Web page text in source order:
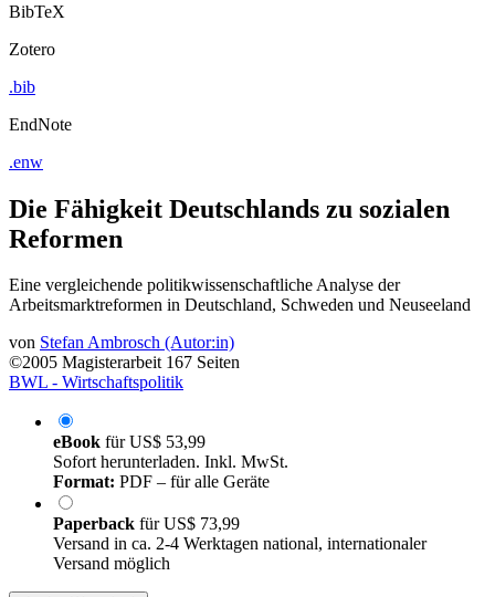
BibTeX
Zotero
.bib
EndNote
.enw
Die Fähigkeit Deutschlands zu sozialen
Reformen
Eine vergleichende politikwissenschaftliche Analyse der
Arbeitsmarktreformen in Deutschland, Schweden und Neuseeland
von Stefan Ambrosch (Autor:in)
©2005 Magisterarbeit 167 Seiten
BWL - Wirtschaftspolitik
eBook fürUS$ 53,99
Sofort herunterladen. Inkl. MwSt.
Format: PDF – für alle Geräte
Paperback fürUS$ 73,99
Versand in ca. 2-4 Werktagen national, internationaler
Versand möglich